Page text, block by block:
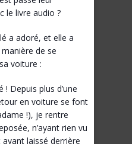
le livre audio ?
a adoré, et elle a
de se
voiture :
! Depuis plus d’une
en voiture se font
!), je rentre
n’ayant rien vu
laissé derrière